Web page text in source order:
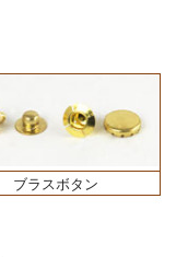
ブラスボタン